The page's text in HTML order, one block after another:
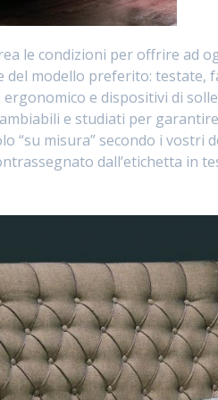
le condizioni per offrire ad
del modello preferito: testate,
e dispositivi di
e studiati per
“su misura” secondo i vostri
dall’etichetta in